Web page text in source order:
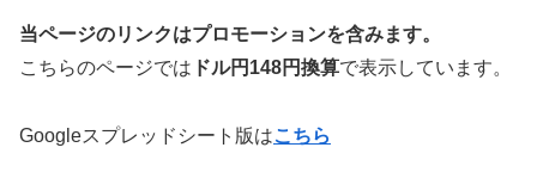
当ページのリンクはプロモーションを含みます。
こちらのページでは ドル円148円換算で表示しています。
Googleスプレッドシート版はこちら